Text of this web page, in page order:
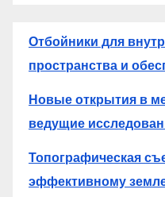
Отбойники для
пространства и
Новые открытия в
ведущие
Топографическая
эффективному